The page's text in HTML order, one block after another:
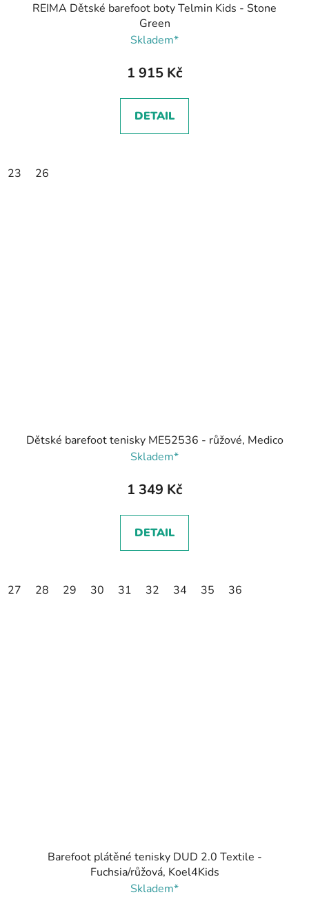
REIMA Dětské barefoot boty Telmin Kids - Stone
Green
Skladem*
1 915 Kč
DETAIL
23 26
Dětské barefoot tenisky ME52536 - růžové, Medico
Skladem*
1 349 Kč
DETAIL
27 28 29 30 31 32 34 35 36
Barefoot plátěné tenisky DUD 2.0 Textile -
Fuchsia/růžová, Koel4Kids
Skladem*